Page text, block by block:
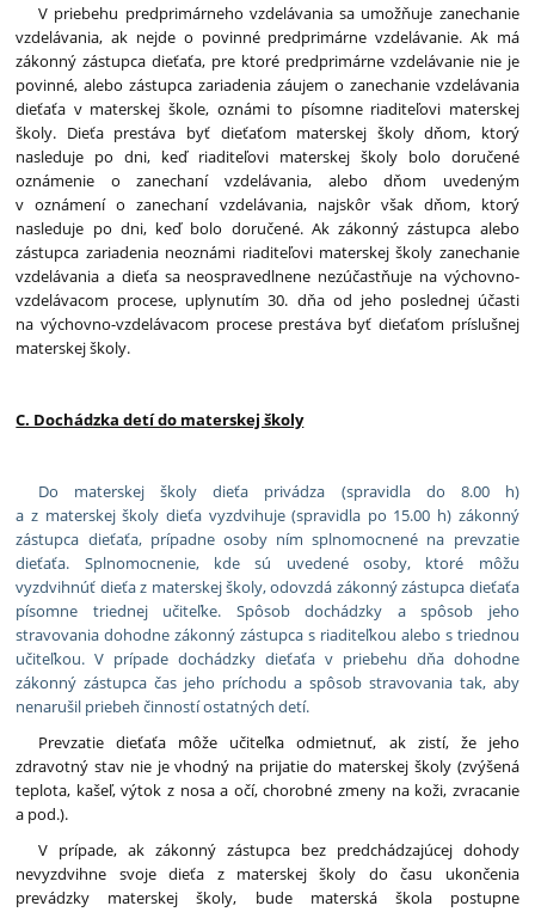
V priebehu predprimárneho vzdelávania sa umožňuje zanechanie
vzdelávania, ak nejde o povinné predprimárne vzdelávanie. Ak má
zákonný zástupca dieťaťa, pre ktoré predprimárne vzdelávanie nie je
povinné, alebo zástupca zariadenia záujem o zanechanie vzdelávania
dieťaťa v materskej škole, oznámi to písomne riaditeľovi materskej
školy. Dieťa prestáva byť dieťaťom materskej školy dňom, ktorý
nasleduje po dni, keď riaditeľovi materskej školy bolo doručené
oznámenie o zanechaní vzdelávania, alebo dňom uvedeným
v oznámení o zanechaní vzdelávania, najskôr však dňom, ktorý
nasleduje po dni, keď bolo doručené. Ak zákonný zástupca alebo
zástupca zariadenia neoznámi riaditeľovi materskej školy zanechanie
vzdelávania a dieťa sa neospravedlnene nezúčastňuje na výchovno-
vzdelávacom procese, uplynutím 30. dňa od jeho poslednej účasti
na výchovno-vzdelávacom procese prestáva byť dieťaťom príslušnej
materskej školy.
C. Dochádzka detí do materskej školy
Do materskej školy dieťa privádza (spravidla do 8.00 h)
a z materskej školy dieťa vyzdvihuje (spravidla po 15.00 h) zákonný
zástupca dieťaťa, prípadne osoby ním splnomocnené na prevzatie
dieťaťa. Splnomocnenie, kde sú uvedené osoby, ktoré môžu
vyzdvihnúť dieťa z materskej školy, odovzdá zákonný zástupca dieťaťa
písomne triednej učiteľke. Spôsob dochádzky a spôsob jeho
stravovania dohodne zákonný zástupca s riaditeľkou alebo s triednou
učiteľkou. V prípade dochádzky dieťaťa v priebehu dňa dohodne
zákonný zástupca čas jeho príchodu a spôsob stravovania tak, aby
nenarušil priebeh činností ostatných detí.
Prevzatie dieťaťa môže učiteľka odmietnuť, ak zistí, že jeho
zdravotný stav nie je vhodný na prijatie do materskej školy (zvýšená
teplota, kašeľ, výtok z nosa a očí, chorobné zmeny na koži, zvracanie
a pod.).
V prípade, ak zákonný zástupca bez predchádzajúcej dohody
nevyzdvihne svoje dieťa z materskej školy do času ukončenia
prevádzky materskej školy, bude materská škola postupne